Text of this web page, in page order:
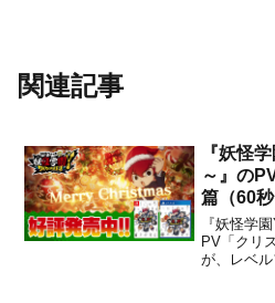
関連記事
『妖怪
～』の
篇（60
『妖怪学
PV「クリ
が、レベ